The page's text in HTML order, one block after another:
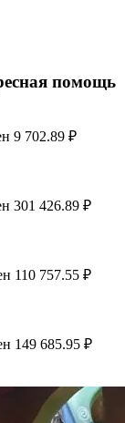
помощь
9 702.89 ₽
301 426.89 ₽
110 757.55 ₽
149 685.95 ₽